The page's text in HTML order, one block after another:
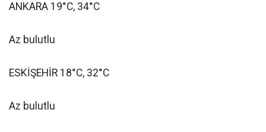
ANKARA 19°C, 34°C
Az bulutlu
ESKİŞEHİR 18°C, 32°C
Az bulutlu